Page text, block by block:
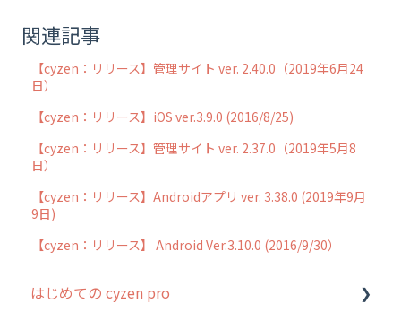
関連記事
【cyzen：リリース】管理サイト ver. 2.40.0（2019年6月24
日）
【cyzen：リリース】iOS ver.3.9.0 (2016/8/25)
【cyzen：リリース】管理サイト ver. 2.37.0（2019年5月8
日）
【cyzen：リリース】Androidアプリ ver. 3.38.0 (2019年9月
9日)
【cyzen：リリース】 Android Ver.3.10.0 (2016/9/30）
はじめての cyzen pro